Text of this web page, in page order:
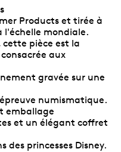
Products et tirée à
l'échelle mondiale.
pièce est la
aux
gravée sur une
numismatique.
emballage
et un élégant coffret
des princesses Disney.